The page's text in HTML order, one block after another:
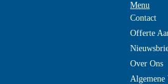
Menu
Contact
Offerte
Over Ons
Algemene